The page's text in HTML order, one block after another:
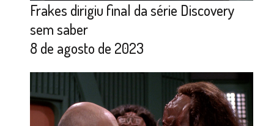
Frakes dirigiu final da série Discovery
sem saber
8 de agosto de 2023